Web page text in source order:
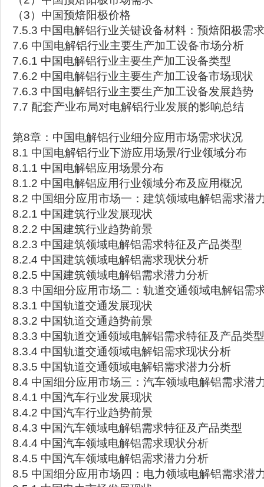
（3）中国预焙阳极价格
7.5.3 中国电解铝行业关键设备材料：预焙阳极需
7.6 中国电解铝行业主要生产加工设备市场分析
7.6.1 中国电解铝行业主要生产加工设备类型
7.6.2 中国电解铝行业主要生产加工设备市场现状
7.6.3 中国电解铝行业主要生产加工设备发展趋势
7.7 配套产业布局对电解铝行业发展的影响总结
第8章：中国电解铝行业细分应用市场需求状况
8.1 中国电解铝行业下游应用场景/行业领域分布
8.1.1 中国电解铝应用场景分布
8.1.2 中国电解铝应用行业领域分布及应用概况
8.2 中国细分应用市场一：建筑领域电解铝需求潜
8.2.1 中国建筑行业发展现状
8.2.2 中国建筑行业趋势前景
8.2.3 中国建筑领域电解铝需求特征及产品类型
8.2.4 中国建筑领域电解铝需求现状分析
8.2.5 中国建筑领域电解铝需求潜力分析
8.3 中国细分应用市场二：轨道交通领域电解铝需
8.3.1 中国轨道交通发展现状
8.3.2 中国轨道交通趋势前景
8.3.3 中国轨道交通领域电解铝需求特征及产品类型
8.3.4 中国轨道交通领域电解铝需求现状分析
8.3.5 中国轨道交通领域电解铝需求潜力分析
8.4 中国细分应用市场三：汽车领域电解铝需求潜
8.4.1 中国汽车行业发展现状
8.4.2 中国汽车行业趋势前景
8.4.3 中国汽车领域电解铝需求特征及产品类型
8.4.4 中国汽车领域电解铝需求现状分析
8.4.5 中国汽车领域电解铝需求潜力分析
8.5 中国细分应用市场四：电力领域电解铝需求潜